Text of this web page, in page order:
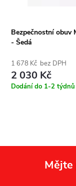
Bezpečnostní obuv
- Šedá
1 678 Kč bez DPH
2 030 Kč
Dodání do 1-2 týdnů